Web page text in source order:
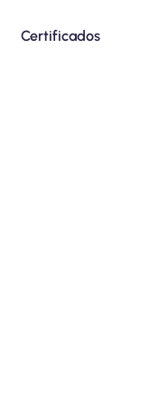
Certificados